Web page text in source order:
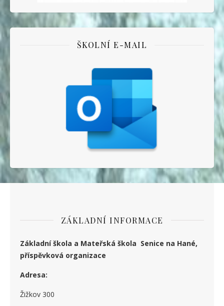
ŠKOLNÍ E-MAIL
ZÁKLADNÍ INFORMACE
Základní škola a Mateřská škola Senice na Hané,
příspěvková organizace
Adresa:
Žižkov 300